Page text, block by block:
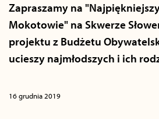
Zapraszamy na
Mokotowie" na Skwerze
projektu z Budżetu
ucieszy najmłodszych i ich
16 grudnia 2019